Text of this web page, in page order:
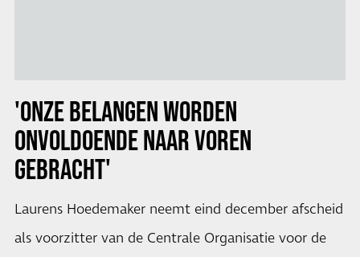
'ONZE BELANGEN WORDEN
ONVOLDOENDE NAAR VOREN
GEBRACHT'
Laurens Hoedemaker neemt eind december afscheid
als voorzitter van de Centrale Organisatie voor de